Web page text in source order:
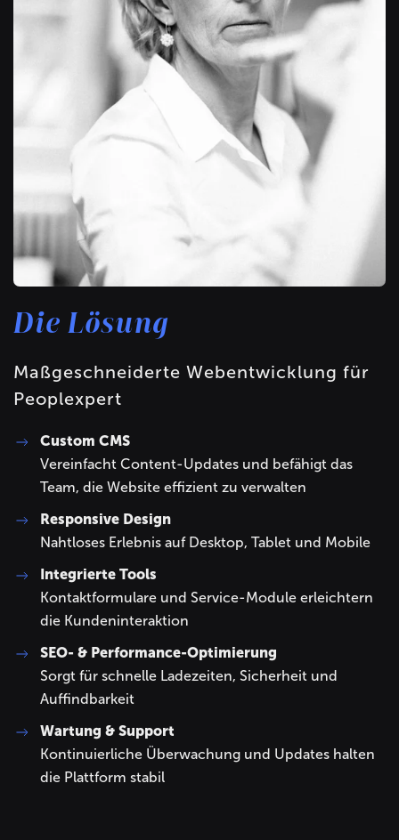
Die Lösung
Maßgeschneiderte Webentwicklung für
Peoplexpert
Custom CMS
Vereinfacht Content-Updates und befähigt das
Team, die Website effizient zu verwalten
Responsive Design
Nahtloses Erlebnis auf Desktop, Tablet und Mobile
Integrierte Tools
Kontaktformulare und Service-Module erleichtern
die Kundeninteraktion
SEO- & Performance-Optimierung
Sorgt für schnelle Ladezeiten, Sicherheit und
Auffindbarkeit
Wartung & Support
Kontinuierliche Überwachung und Updates halten
die Plattform stabil